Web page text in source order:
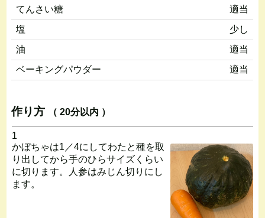
てんさい糖
適当
塩
少し
油
適当
ベーキングパウダー
適当
作り方 （ 20分以内 ）
1
かぼちゃは1／4にしてわたと種を取
り出してから手のひらサイズくらい
に切ります。人参はみじん切りにし
ます。